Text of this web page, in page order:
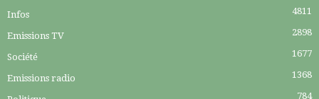
Infos 4811
Emissions TV 2898
Société 1677
Emissions radio 1368
784